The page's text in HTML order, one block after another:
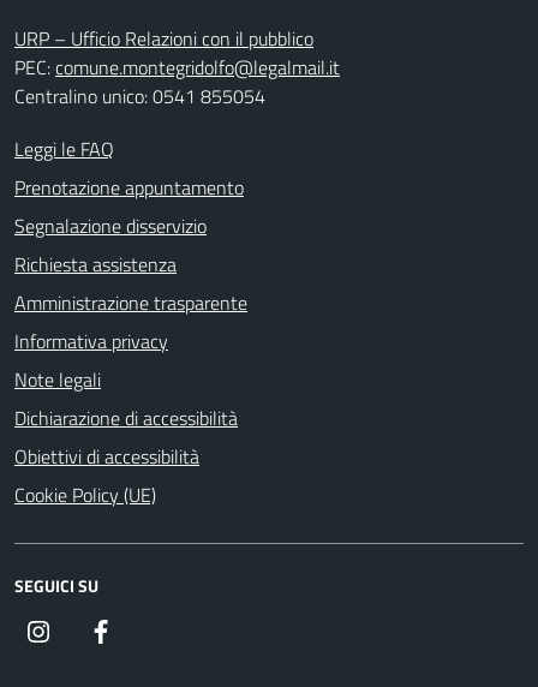
URP – Ufficio Relazioni con il pubblico
PEC:comune.montegridolfo@legalmail.it
Centralino unico: 0541 855054
Leggi le FAQ
Prenotazione appuntamento
Segnalazione disservizio
Richiesta assistenza
Amministrazione trasparente
Informativa privacy
Note legali
Dichiarazione di accessibilità
Obiettivi di accessibilità
Cookie Policy (UE)
SEGUICI SU
Instagram